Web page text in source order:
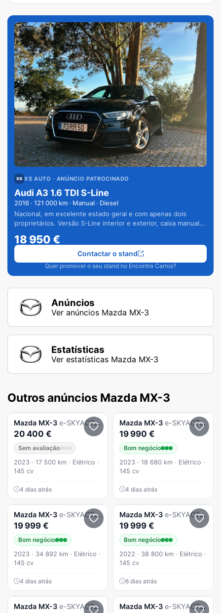
XS AUTO · ANÚNCIO PATROCINADO
Audi A3 1.6 TDI S-Line
2016 · 121 000 km · Manual · Diesel
Nacional, em excelente estado geral e com apenas dois
proprietários. Versão S-Line interior e exterior, caixa manual
18 950€
Quer promover o seu stand no Encontra Carros?
Contactar o stand
Anúncios
Ver anúncios Mazda MX-3
Estatísticas
Ver estatísticas Mazda MX-3
Outros anúncios Mazda MX-3
Mazda MX-3 e-SKYACTIV Makoto Urban Expression
20 400 €
Sem avaliação
2023 · 17 500 km · Elétrico ·
145 cv
4 dias atrás
Mazda MX-3 e-SKYACTIV AD`VANTAGE
19 990 €
Bom negócio
2023 · 18 680 km · Elétrico ·
145 cv
4 dias atrás
Mazda MX-3 e-SKYACTIV Exclusve-Line
19 999 €
Bom negócio
2023 · 34 892 km · Elétrico ·
145 cv
4 dias atrás
Mazda MX-3 e-SKYACTIV Exclusve-Line
19 999 €
Bom negócio
2022 · 38 800 km · Elétrico ·
145 cv
6 dias atrás
Mazda MX-3 e-SKYACTIV Makoto Modern Confidence Mazda MX-3 e-SKYACTIV AD`VANTAGE